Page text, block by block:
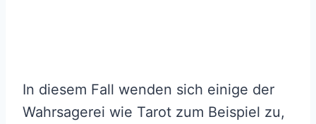
In diesem Fall wenden sich einige der
Wahrsagerei wie Tarot zum Beispiel zu,